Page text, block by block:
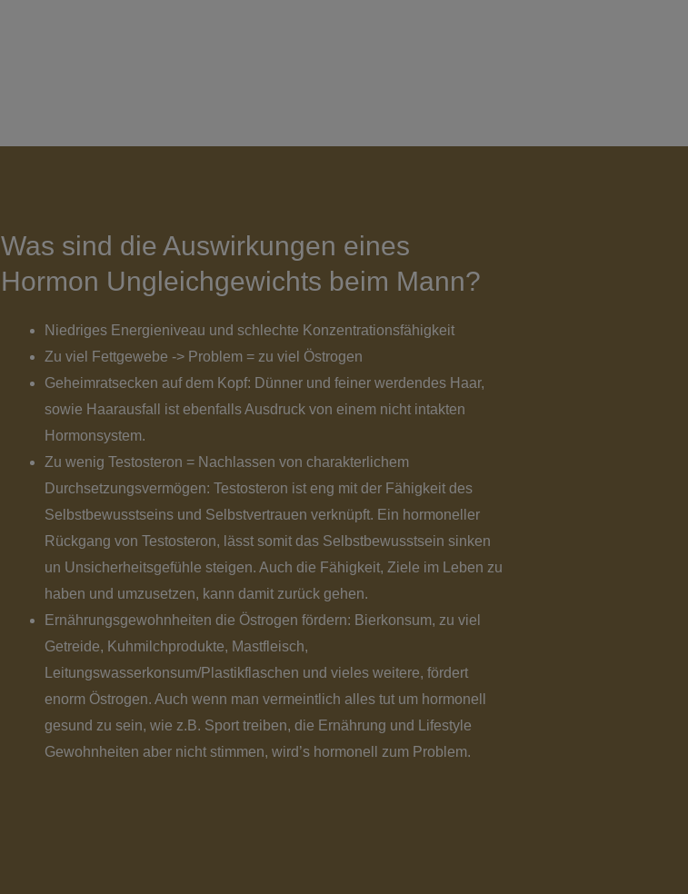
Was sind die Auswirkungen eines
Hormon Ungleichgewichts beim Mann?
Niedriges Energieniveau und schlechte Konzentrationsfähigkeit
Zu viel Fettgewebe -> Problem = zu viel Östrogen
Geheimratsecken auf dem Kopf: Dünner und feiner werdendes Haar,
sowie Haarausfall ist ebenfalls Ausdruck von einem nicht intakten
Hormonsystem.
Zu wenig Testosteron = Nachlassen von charakterlichem
Durchsetzungsvermögen: Testosteron ist eng mit der Fähigkeit des
Selbstbewusstseins und Selbstvertrauen verknüpft. Ein hormoneller
Rückgang von Testosteron, lässt somit das Selbstbewusstsein sinken
un Unsicherheitsgefühle steigen. Auch die Fähigkeit, Ziele im Leben zu
haben und umzusetzen, kann damit zurück gehen.
Ernährungsgewohnheiten die Östrogen fördern: Bierkonsum, zu viel
Getreide, Kuhmilchprodukte, Mastfleisch,
Leitungswasserkonsum/Plastikflaschen und vieles weitere, fördert
enorm Östrogen. Auch wenn man vermeintlich alles tut um hormonell
gesund zu sein, wie z.B. Sport treiben, die Ernährung und Lifestyle
Gewohnheiten aber nicht stimmen, wird’s hormonell zum Problem.